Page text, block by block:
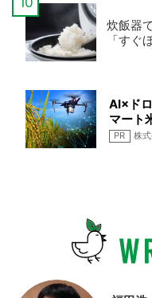
炊飯器
「すぐ
AI×ド
マート
PR 株